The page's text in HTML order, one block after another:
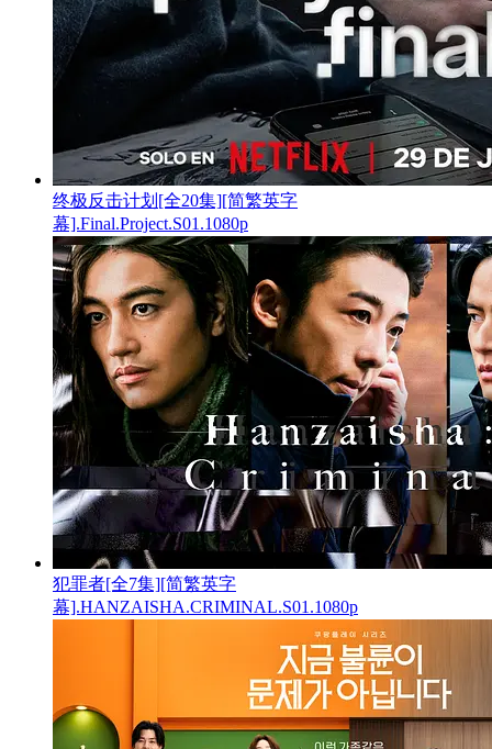
终极反击计划[全20集][简繁英字
幕].Final.Project.S01.1080p
犯罪者[全7集][简繁英字
幕].HANZAISHA.CRIMINAL.S01.1080p